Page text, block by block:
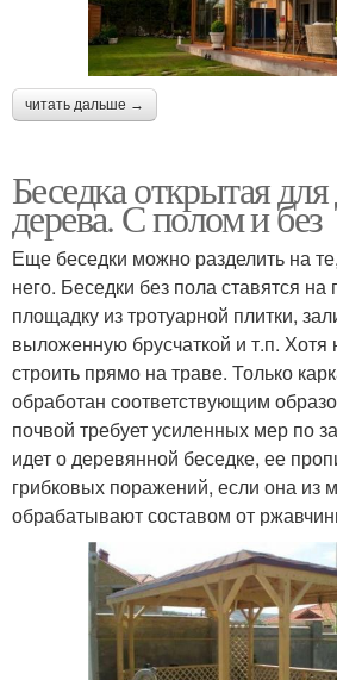
читать дальше →
Беседка открытая
дерева. С полом и без
Еще беседки можно разделить на
него. Беседки без пола ставятся
площадку из тротуарной плитки,
выложенную брусчаткой и т.п. Хотя
строить прямо на траве. Только
обработан соответствующим
почвой требует усиленных мер по
идет о деревянной беседке, ее
грибковых поражений, если она из
обрабатывают составом от